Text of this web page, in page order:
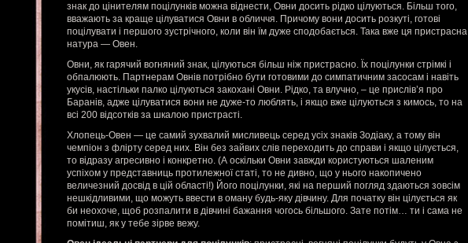
знак до цінителям поцілунків можна віднести, Овни досить рідко цілуються. Більш того,
вважають за краще цілуватися Овни в обличчя. Причому вони досить розкуті, готові
поцілувати і першого зустрічного, коли він їм дуже сподобається. Така вже ця пристрасна
натура — Овен.
Овни, як гарячий вогняний знак, цілуються більш ніж пристрасно. Їх поцілунки стрімкі і
обпалюють. Партнерам Овнів потрібно бути готовими до симпатичним засосам і навіть
укусів, настільки палко цілуються закохані Овни. Рідко, та влучно, – це прислів’я про
Баранів, адже цілуватися вони не дуже-то люблять, і якщо вже цілуються з кимось, то на
всі 200 відсотків за шкалою пристрасті.
Хлопець-Овен — це самий зухвалий мисливець серед усіх знаків Зодіаку, а тому він
чемпіон з флірту серед них. Він без зайвих слів переходить до справи і якщо цілується,
то відразу агресивно і конкретно. (А оскільки Овни завжди користуються шаленим
успіхом у представниць протилежної статі, то не дивно, що у нього накопичено
величезний досвід в цій області!) Його поцілунки, які на перший погляд здаються зовсім
нешкідливими, що можуть ввести в оману будь-яку дівчину. Для початку він цілується як
би неохоче, щоб розпалити в дівчині бажання чогось більшого. Зате потім… ти і сама не
помітиш, як у тебе зірве вежу.